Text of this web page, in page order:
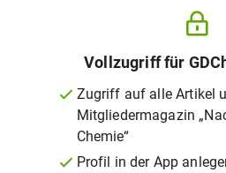
Vollzugriff für
Zugriff auf alle Artikel
Mitgliedermagazin
Chemie“
Profil in der App